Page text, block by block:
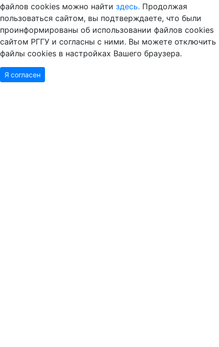
файлов cookies можно найти здесь. Продолжая
пользоваться сайтом, вы подтверждаете, что были
проинформированы об использовании файлов cookies
сайтом РГГУ и согласны с ними. Вы можете отключить
файлы cookies в настройках Вашего браузера.
Я согласен